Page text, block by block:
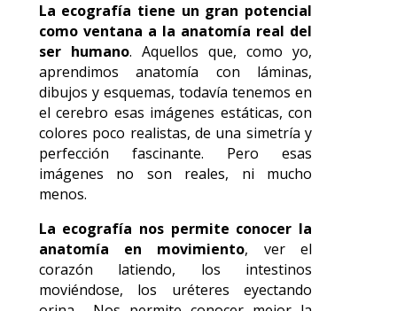
La ecografía tiene un gran potencial
como ventana a la anatomía real del
ser humano. Aquellos que, como yo,
aprendimos anatomía con láminas,
dibujos y esquemas, todavía tenemos en
el cerebro esas imágenes estáticas, con
colores poco realistas, de una simetría y
perfección fascinante. Pero esas
imágenes no son reales, ni mucho
menos.
La ecografía nos permite conocer la
anatomía en movimiento, ver el
corazón latiendo, los intestinos
moviéndose, los uréteres eyectando